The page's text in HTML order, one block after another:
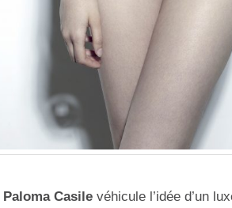
Paloma Casile véhicule l’idée d’un